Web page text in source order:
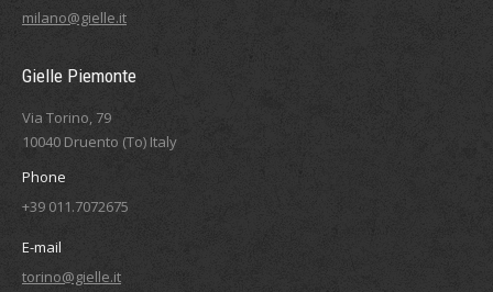
milano@gielle.it
Gielle Piemonte
Via Torino, 79
10040 Druento (To) Italy
Phone
+39 011.7072675
E-mail
torino@gielle.it